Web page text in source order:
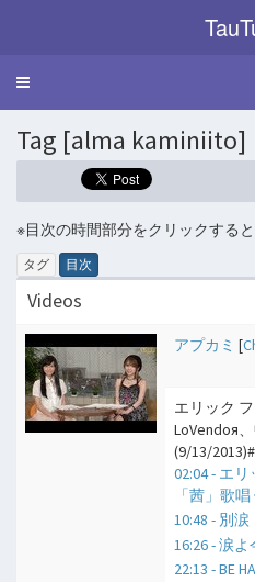
Toggle
Tag [alma kaminiito]
※目次の時間部分をクリックする
タグ 目次
Videos
アプカミ [
エリック
LoVendoя
(9/13/
02:04 - エ
「茜」歌唱
10:48 - 別
16:26 - 涙
22:13 - BE